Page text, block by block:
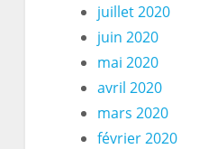
juillet 2020
juin 2020
mai 2020
avril 2020
mars 2020
février 2020